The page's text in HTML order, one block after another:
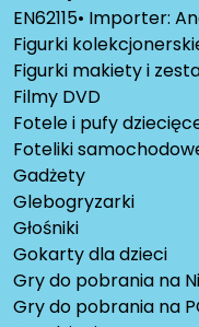
EN62115• Importer:
Figurki
Figurki makiety i
Filmy DVD
Fotele i pufy
Foteliki
Gadżety
Glebogryzarki
Głośniki
Gokarty dla dzieci
Gry do pobrania na
Gry do pobrania na